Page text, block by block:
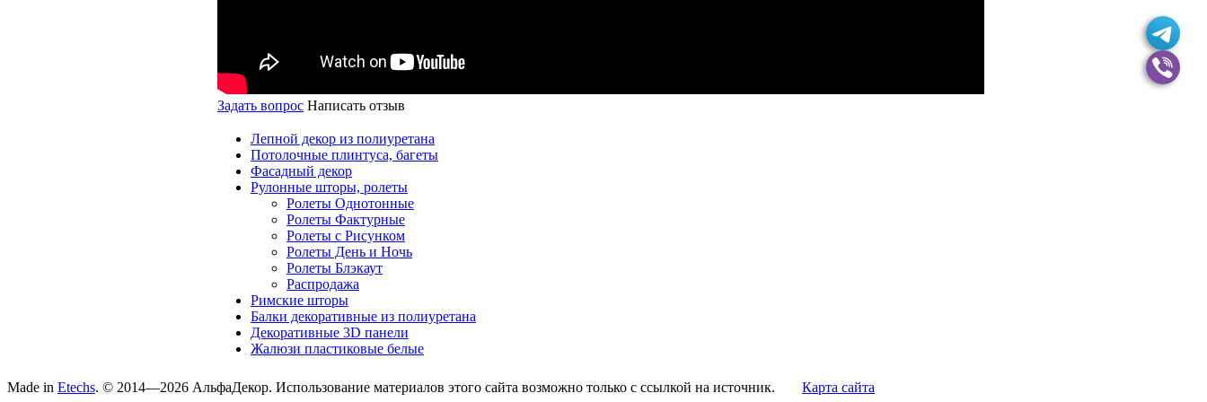
Задать вопрос Написать отзыв
Лепной декор из полиуретана
Потолочные плинтуса, багеты
Фасадный декор
Рулонные шторы, ролеты
Ролеты Однотонные
Ролеты Фактурные
Ролеты с Рисунком
Ролеты День и Ночь
Ролеты Блэкаут
Распродажа
Римские шторы
Балки декоративные из полиуретана
Декоративные 3D панели
Жалюзи пластиковые белые
Made in Etechs. © 2014—2026 АльфаДекор. Использование материалов этого сайта возможно только с ссылкой на источник. Карта сайта